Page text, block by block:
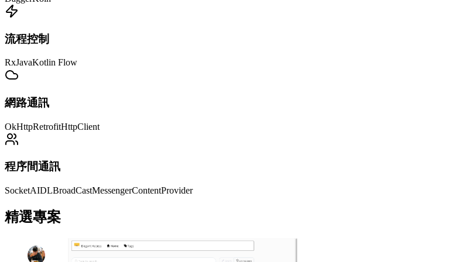
流程控制
RxJavaKotlin Flow
網路通訊
OkHttpRetrofitHttpClient
程序間通訊
SocketAIDLBroadCastMessengerContentProvider
精選專案